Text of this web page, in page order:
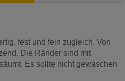
fest und fein zugleich. Von
Die Ränder sind mit
Es sollte nicht gewaschen